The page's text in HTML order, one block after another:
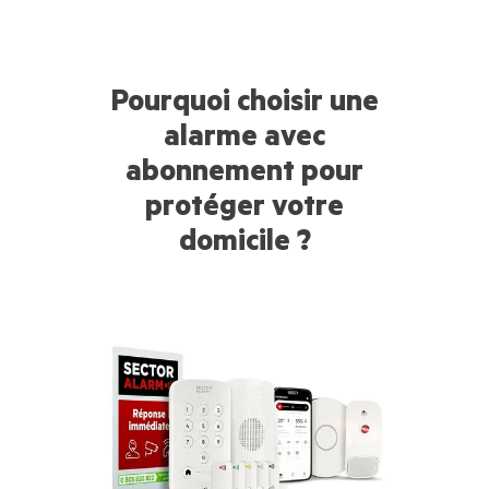
Pourquoi choisir une
alarme avec
abonnement pour
protéger votre
domicile ?